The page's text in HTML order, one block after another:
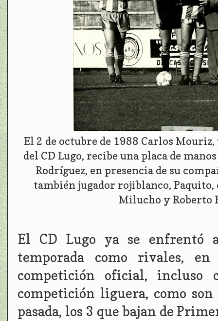
El 2 de octubre de 1988 Carlos
del CD Lugo, recibe una placa de
Rodríguez, en presencia de su
también jugador rojiblanco,
Milucho y
El CD Lugo ya se enfrentó
temporada como rivales,
competición oficial,
competición liguera, como
pasada, los 3 que bajan de